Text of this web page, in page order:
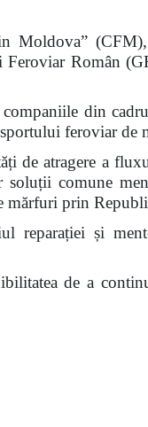
Moldova”
Român
din
feroviar de
de atragere a
comune
mărfuri prin
reparației și
de a